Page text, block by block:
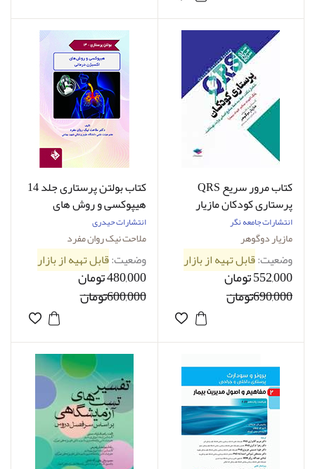
کتاب مرور سریع QRS
پرستاری کودکان مازیار
دوگوهر
انتشارات جامعه نگر
مازیار دوگوهر
وضعیت:قابل تهیه از بازار
552,000 تومان
690,000تومان
کتاب بولتن پرستاری جلد 14
هیپوکسی و روش های
اکسیژن درمانی ملاحت نیک
روان مفرد
انتشارات حیدری
ملاحت نیک روان مفرد
وضعیت:قابل تهیه از بازار
480,000 تومان
600,000تومان